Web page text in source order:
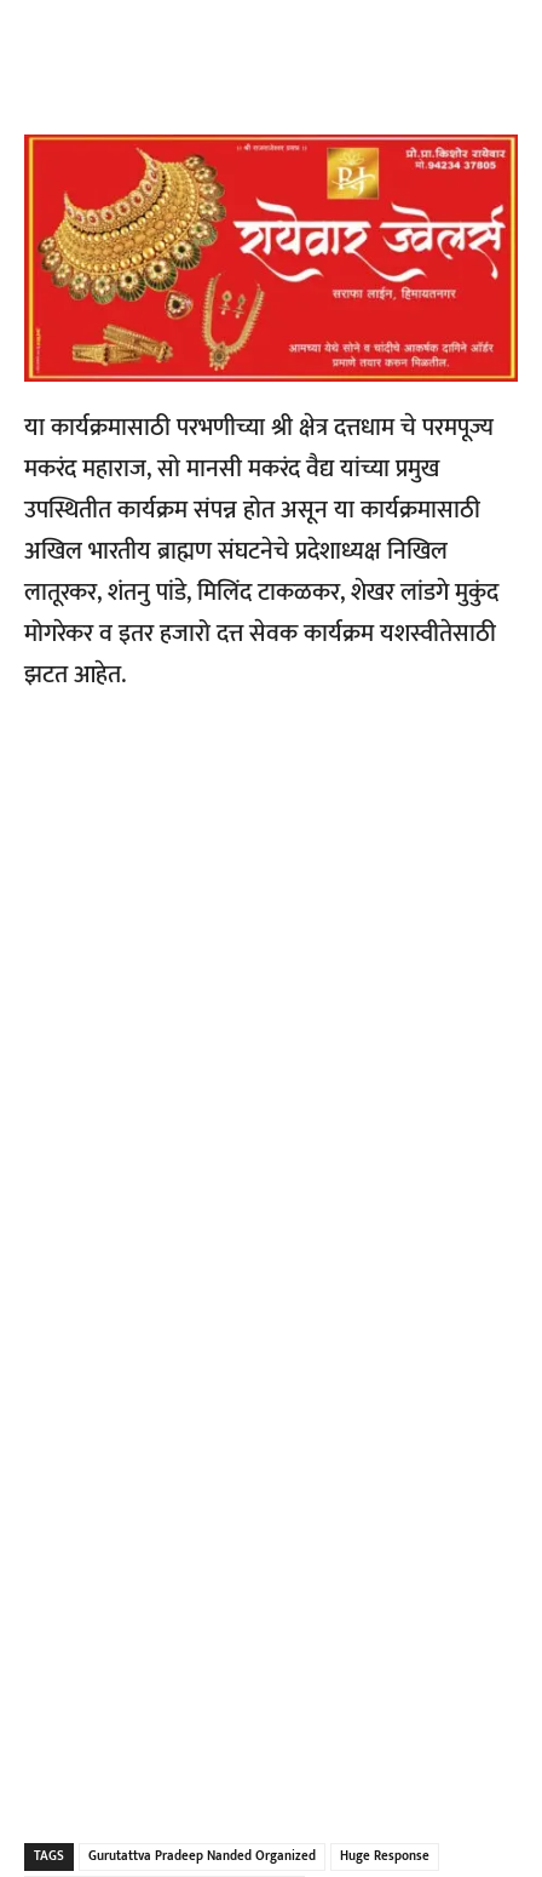
या कार्यक्रमासाठी परभणीच्या श्री क्षेत्र दत्तधाम चे परमपूज्य
मकरंद महाराज, सो मानसी मकरंद वैद्य यांच्या प्रमुख
उपस्थितीत कार्यक्रम संपन्न होत असून या कार्यक्रमासाठी
अखिल भारतीय ब्राह्मण संघटनेचे प्रदेशाध्यक्ष निखिल
लातूरकर, शंतनु पांडे, मिलिंद टाकळकर, शेखर लांडगे मुकुंद
मोगरेकर व इतर हजारो दत्त सेवक कार्यक्रम यशस्वीतेसाठी
झटत आहेत.
TAGS Gurutattva Pradeep Nanded Organized
Huge Response